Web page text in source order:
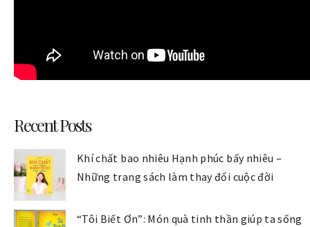
Recent Posts
Khí chất bao nhiêu Hạnh phúc bấy nhiêu –
Những trang sách làm thay đổi cuộc đời
“Tôi Biết Ơn”: Món quà tinh thần giúp ta sống